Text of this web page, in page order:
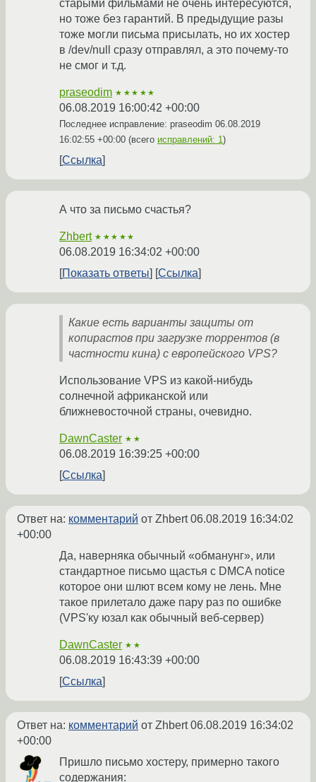
старыми фильмами не очень интересуются,
но тоже без гарантий. В предыдущие разы
тоже могли письма присылать, но их хостер
в /dev/null сразу отправлял, а это почему-то
не смог и т.д.
praseodim ★★★★★
06.08.2019 16:00:42 +00:00
Последнее исправление: praseodim 06.08.2019
16:02:55 +00:00 (всего исправлений: 1)
Ссылка
А что за письмо счастья?
Zhbert ★★★★★
06.08.2019 16:34:02 +00:00
Показать ответы
Ссылка
Какие есть варианты защиты от
копирастов при загрузке торрентов (в
частности кина) с европейского VPS?
Использование VPS из какой-нибудь
солнечной африканской или
ближневосточной страны, очевидно.
DawnCaster ★★
06.08.2019 16:39:25 +00:00
Ссылка
Ответ на: комментарий от Zhbert06.08.2019 16:34:02
+00:00
Да, наверняка обычный «обманунг», или
стандартное письмо щастья с DMCA notice
которое они шлют всем кому не лень. Мне
такое прилетало даже пару раз по ошибке
(VPS'ку юзал как обычный веб-сервер)
DawnCaster ★★
06.08.2019 16:43:39 +00:00
Ссылка
Ответ на: комментарий от Zhbert06.08.2019 16:34:02
+00:00
Пришло письмо хостеру, примерно такого
содержания: